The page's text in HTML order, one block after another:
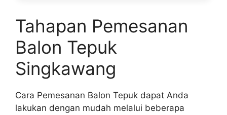
Tahapan Pemesanan
Balon Tepuk
Singkawang
Cara Pemesanan Balon Tepuk dapat Anda
lakukan dengan mudah melalui beberapa